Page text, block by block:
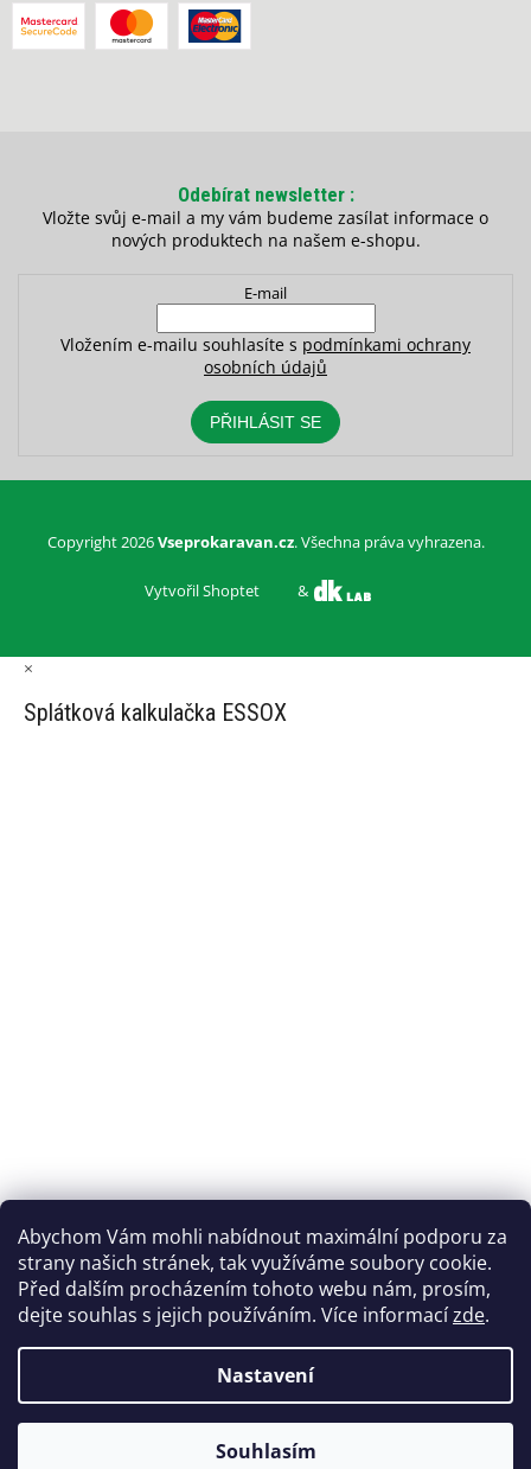
Abychom Vám mohli nabídnout maximální podporu za
strany našich stránek, tak využíváme soubory cookie.
Před dalším procházením tohoto webu nám, prosím,
dejte souhlas s jejich používáním. Více informacízde.
Nastavení
Souhlasím
Odebírat newsletter
Vložte svůj e-mail a my vám budeme zasílat informace o
nových produktech na našem e-shopu.
E-mail
Vložením e-mailu souhlasíte s podmínkami ochrany
osobních údajů
PŘIHLÁSIT SE
Vytvořil Shoptet &
Copyright 2026Vseprokaravan.cz. Všechna práva vyhrazena.
×
Splátková kalkulačka ESSOX